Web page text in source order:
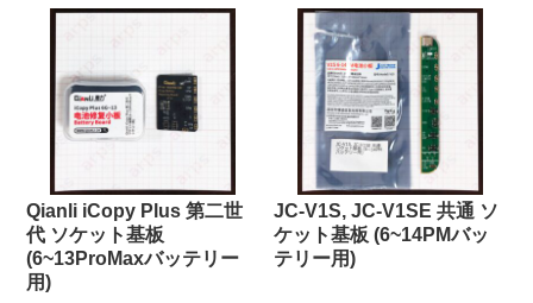
Qianli iCopy Plus 第二世
代 ソケット基板
(6~13ProMaxバッテリー
用)
JC-V1S, JC-V1SE 共通 ソ
ケット基板 (6~14PMバッ
テリー用)